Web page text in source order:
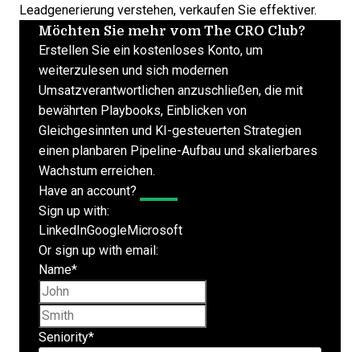
Leadgenerierung verstehen, verkaufen Sie effektiver.
Möchten Sie mehr vom The CRO Club?
Erstellen Sie ein kostenloses Konto, um
weiterzulesen und sich modernen
Umsatzverantwortlichen anzuschließen, die mit
bewährten Playbooks, Einblicken von
Gleichgesinnten und KI-gesteuerten Strategien
einen planbaren Pipeline-Aufbau und skalierbares
Wachstum erreichen.
Have an account?
Sign up with:
LinkedInGoogleMicrosoft
Or sign up with email:
Name*
Seniority*